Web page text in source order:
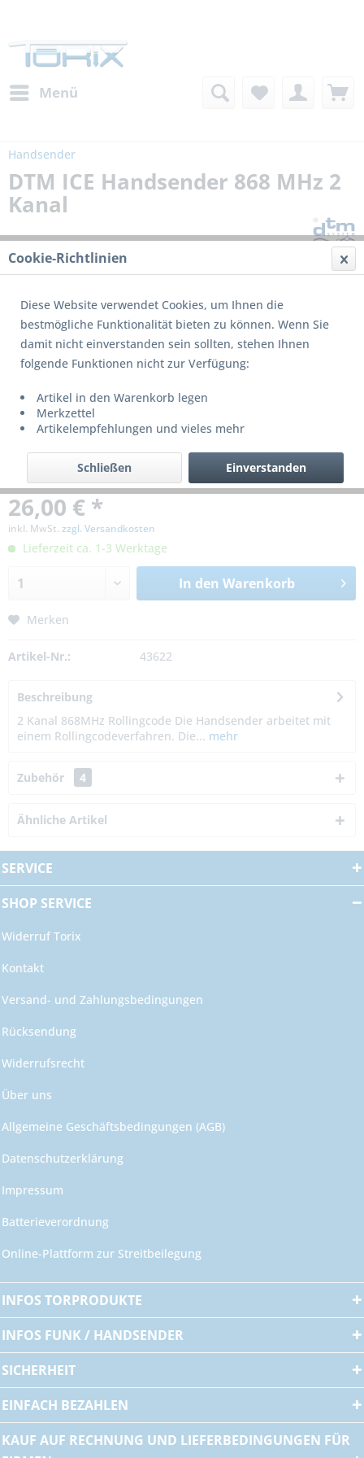
Menü
Handsender
DTM ICE Handsender 868 MHz 2
Kanal
26,00 € *
inkl. MwSt. zzgl. Versandkosten
Lieferzeit ca. 1-3 Werktage
In den Warenkorb
Merken
Artikel-Nr.: 43622
Beschreibung
2 Kanal 868MHz Rollingcode Die Handsender arbeitet mit
einem Rollingcodeverfahren. Die... mehr
Zubehör 4
Ähnliche Artikel
SERVICE
SHOP SERVICE
Widerruf Torix
Kontakt
Versand- und Zahlungsbedingungen
Rücksendung
Widerrufsrecht
Über uns
Allgemeine Geschäftsbedingungen (AGB)
Datenschutzerklärung
Impressum
Batterieverordnung
Online-Plattform zur Streitbeilegung
INFOS TORPRODUKTE
INFOS FUNK / HANDSENDER
SICHERHEIT
EINFACH BEZAHLEN
KAUF AUF RECHNUNG UND LIEFERBEDINGUNGEN FÜR
Cookie-Richtlinien
Diese Website verwendet Cookies, um Ihnen die
bestmögliche Funktionalität bieten zu können. Wenn Sie
damit nicht einverstanden sein sollten, stehen Ihnen
folgende Funktionen nicht zur Verfügung:
Artikel in den Warenkorb legen
Merkzettel
Artikelempfehlungen und vieles mehr
Einverstanden
Schließen